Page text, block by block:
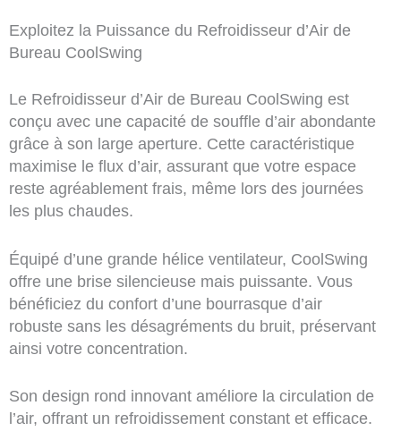
Exploitez la Puissance du Refroidisseur d’Air de
Bureau CoolSwing
Le Refroidisseur d’Air de Bureau CoolSwing est
conçu avec une capacité de souffle d’air abondante
grâce à son large aperture. Cette caractéristique
maximise le flux d’air, assurant que votre espace
reste agréablement frais, même lors des journées
les plus chaudes.
Équipé d’une grande hélice ventilateur, CoolSwing
offre une brise silencieuse mais puissante. Vous
bénéficiez du confort d’une bourrasque d’air
robuste sans les désagréments du bruit, préservant
ainsi votre concentration.
Son design rond innovant améliore la circulation de
l’air, offrant un refroidissement constant et efficace.